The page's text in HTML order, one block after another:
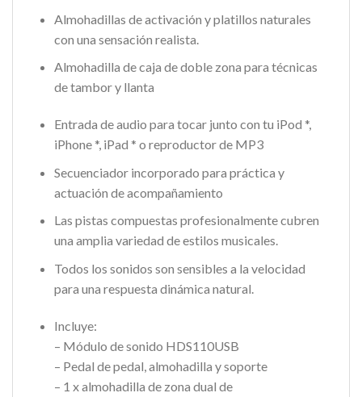
Almohadillas de activación y platillos naturales
con una sensación realista.
Almohadilla de caja de doble zona para técnicas
de tambor y llanta
Entrada de audio para tocar junto con tu iPod *,
iPhone *, iPad * o reproductor de MP3
Secuenciador incorporado para práctica y
actuación de acompañamiento
Las pistas compuestas profesionalmente cubren
una amplia variedad de estilos musicales.
Todos los sonidos son sensibles a la velocidad
para una respuesta dinámica natural.
Incluye:
– Módulo de sonido HDS110USB
– Pedal de pedal, almohadilla y soporte
– 1 x almohadilla de zona dual de